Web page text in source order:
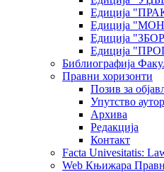
Едиција
Едиција
Едиција
Едиција
Библиографија
Правни хоризонти
Позив за
Упутство
Архива
Редакција
Контакт
Facta Univesitatis:
Web Књижара